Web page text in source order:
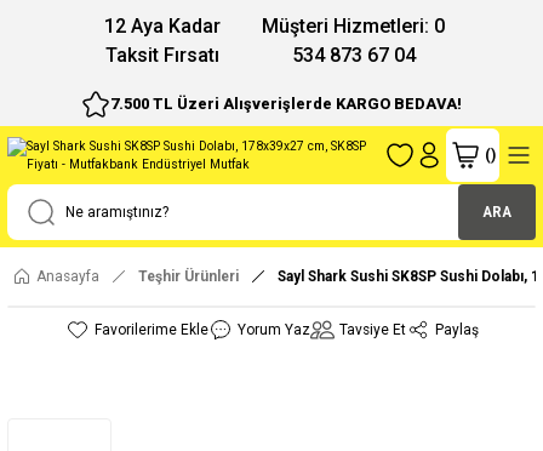
12 Aya Kadar
Taksit Fırsatı
Müşteri Hizmetleri: 0
534 873 67 04
7.500 TL Üzeri Alışverişlerde KARGO BEDAVA!
ARA
()
Anasayfa Teşhir Ürünleri Sayl Shark Sushi SK8SP Sushi Dolabı,
Yorum Yaz Tavsiye Et Paylaş